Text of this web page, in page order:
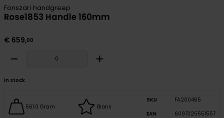
Fonszari handgreep
Rose1853 Handle 160mm
€ 659,00
In stock
561.0 Gram Brons
SKU
FA200465
EAN
6097325551557